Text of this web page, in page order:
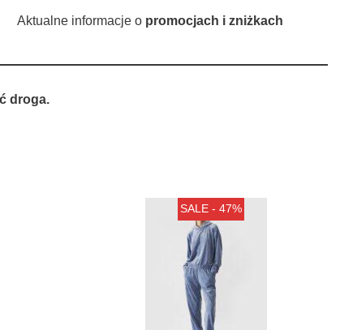
Aktualne informacje o promocjach i zniżkach
droga.
SALE - 47%